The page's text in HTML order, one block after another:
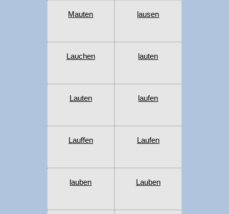
Mauten lausen
Lauchen lauten
Lauten laufen
Lauffen Laufen
lauben Lauben